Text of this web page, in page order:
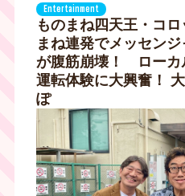
Entertainment
ものまね四天王・コ
まね連発でメッセン
が腹筋崩壊！ ローカ
運転体験に大興奮！
ぽ